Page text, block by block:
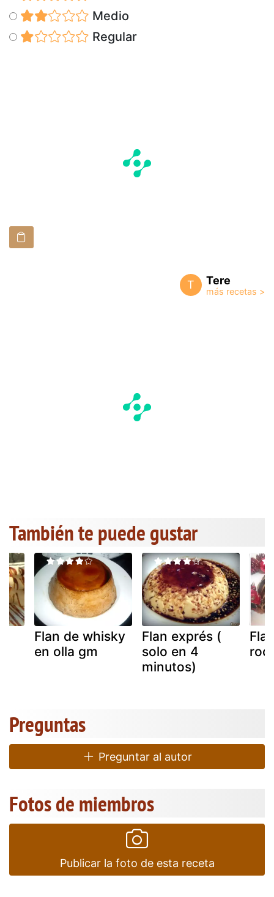
Medio
Regular
T Tere
También te puede gustar
Flan de whisky
en olla gm
Flan exprés (
solo en 4
minutos)
Preguntas
Preguntar al autor
Fotos de miembros
Publicar la foto de esta receta